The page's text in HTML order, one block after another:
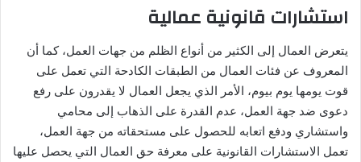
استشارات قانونية عمالية
يتعرض العمال إلى الكثير من أنواع الظلم من جهات العمل، كما أن
المعروف عن فئات العمال من الطبقات الكادحة التي تعمل على
قوت يومها يوم بيوم، الأمر الذي يجعل العمال لا يقدرون على رفع
دعوى ضد جهة العمل، عدم القدرة على الذهاب إلى محامي
واستشاري ودفع اتعابه للحصول على مستحقاته من جهة العمل،
تعمل الاستشارات القانونية على معرفة حق العمال التي يحصل عليها